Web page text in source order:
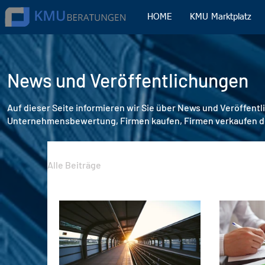
HOME KMU Marktplatz
News und Veröffentlichungen
Auf dieser Seite informieren wir Sie über News und
Unternehmensbewertung, Firmen kaufen, Firmen verkaufen
Alle Beiträge